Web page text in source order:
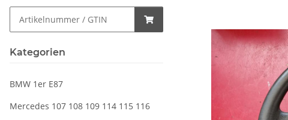
Kategorien
BMW 1er E87
Mercedes 107 108 109 114 115 116